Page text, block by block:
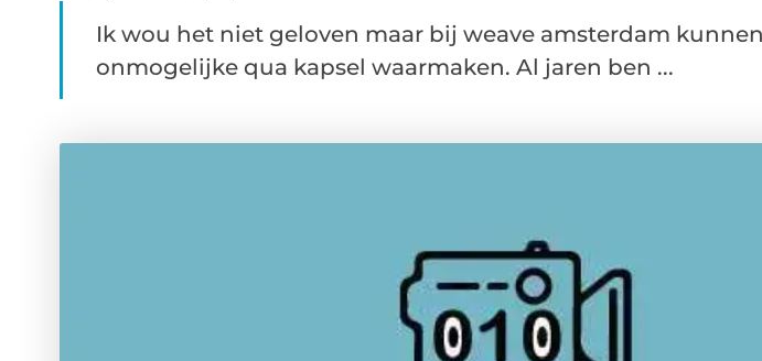
Ik wou het niet geloven maar bij weave amsterdam
onmogelijke qua kapsel waarmaken. Al jaren ben ...